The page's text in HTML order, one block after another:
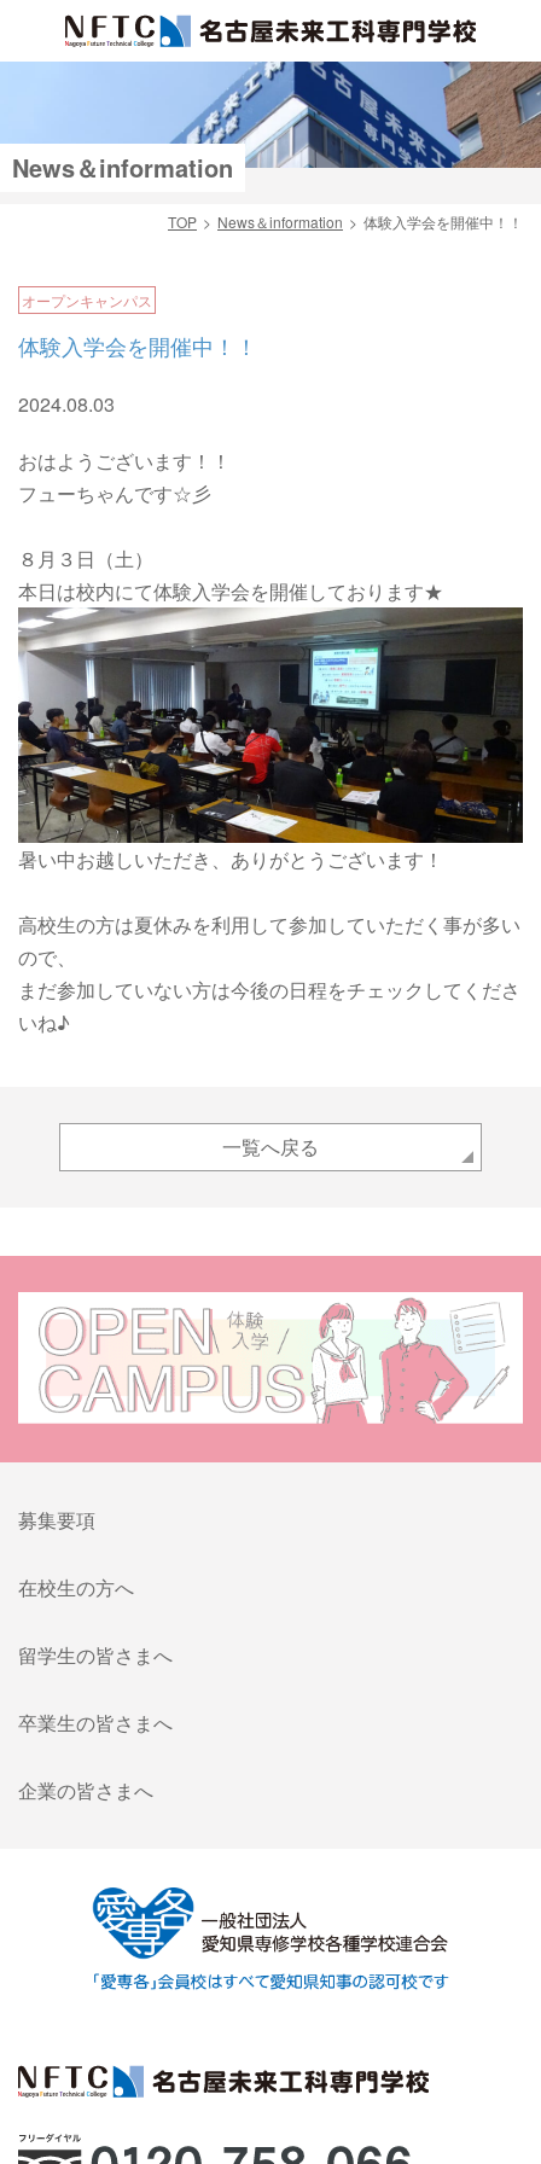
News＆information
TOP News＆information 体験入学会を開催中！！
オープンキャンパス
体験入学会を開催中！！
2024.08.03
おはようございます！！
フューちゃんです☆彡
８月３日（土）
本日は校内にて体験入学会を開催しております★
暑い中お越しいただき、ありがとうございます！
高校生の方は夏休みを利用して参加していただく事が多い
ので、
まだ参加していない方は今後の日程をチェックしてくださ
いね♪
一覧へ戻る
募集要項
在校生の方へ
留学生の皆さまへ
卒業生の皆さまへ
企業の皆さまへ